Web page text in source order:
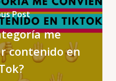
Post
me
contenido en